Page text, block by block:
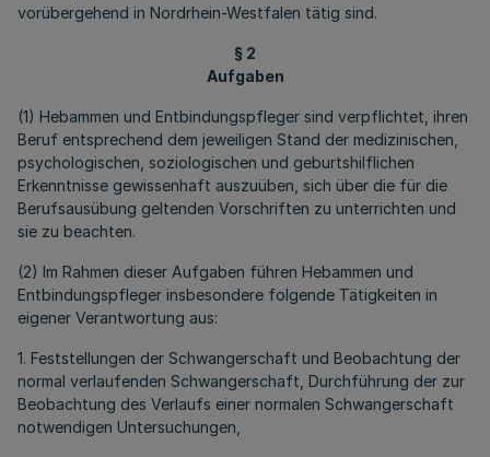
vorübergehend in Nordrhein-Westfalen tätig sind.
§ 2
Aufgaben
(1) Hebammen und Entbindungspfleger sind verpflichtet, ihren
Beruf entsprechend dem jeweiligen Stand der medizinischen,
psychologischen, soziologischen und geburtshilflichen
Erkenntnisse gewissenhaft auszuüben, sich über die für die
Berufsausübung geltenden Vorschriften zu unterrichten und
sie zu beachten.
(2) Im Rahmen dieser Aufgaben führen Hebammen und
Entbindungspfleger insbesondere folgende Tätigkeiten in
eigener Verantwortung aus:
1. Feststellungen der Schwangerschaft und Beobachtung der
normal verlaufenden Schwangerschaft, Durchführung der zur
Beobachtung des Verlaufs einer normalen Schwangerschaft
notwendigen Untersuchungen,